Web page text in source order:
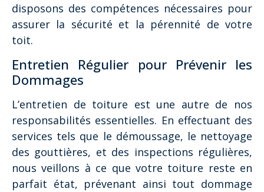
disposons des compétences nécessaires pour
assurer la sécurité et la pérennité de votre
toit.
Entretien Régulier pour Prévenir les
Dommages
L’entretien de toiture est une autre de nos
responsabilités essentielles. En effectuant des
services tels que le démoussage, le nettoyage
des gouttières, et des inspections régulières,
nous veillons à ce que votre toiture reste en
parfait état, prévenant ainsi tout dommage